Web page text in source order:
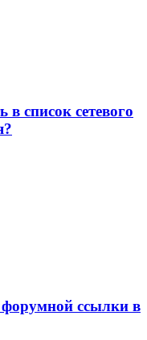
список сетевого
ссылки в